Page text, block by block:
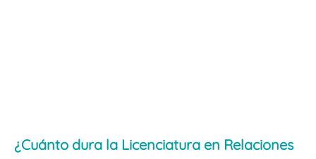
¿Cuánto dura la Licenciatura en Relaciones